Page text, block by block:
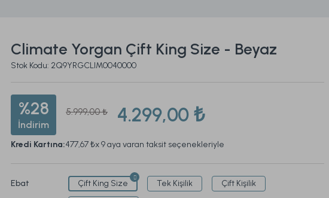
Climate Yorgan Çift King Size - Beyaz
Stok Kodu: 2Q9YRGCLIM0040000
%28
İndirim
5.999,00 ₺ 4.299,00 ₺
Kredi Kartına:477,67 ₺x 9 aya varan taksit seçenekleriyle
Ebat Çift King Size Tek Kişilik
Çift Kişilik